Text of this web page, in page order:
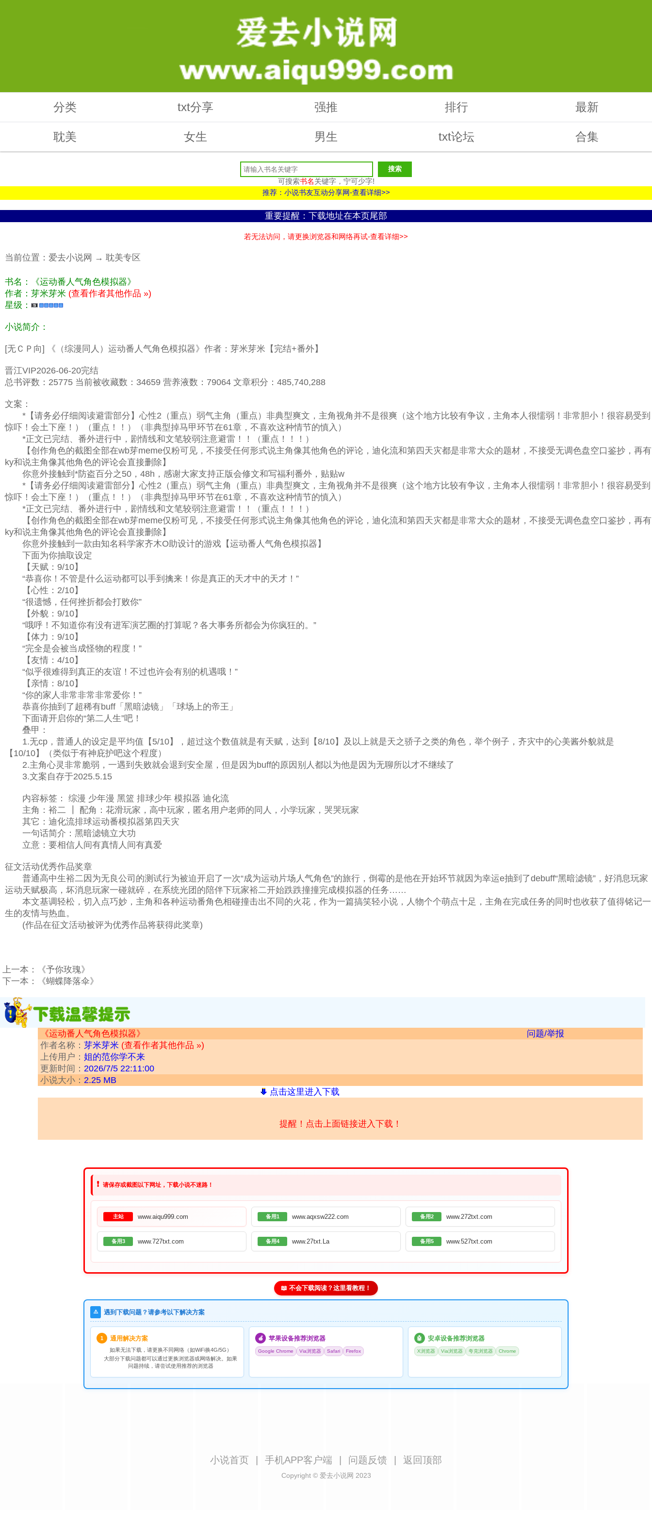
分类 txt分享 强推 排行 最新
耽美 女生 男生 txt论坛 合集
可搜索书名关键字，宁可少字!
推荐：小说书友互动分享网-查看详细>>
重要提醒：下载地址在本页尾部
若无法访问，请更换浏览器和网络再试-查看详细>>
当前位置： 爱去小说网 → 耽美专区
书名：《运动番人气角色模拟器》
作者：芽米芽米 (查看作者其他作品 »)
星级：
小说简介：
[无ＣＰ向] 《（综漫同人）运动番人气角色模拟器》作者：芽米芽米【完结+番外】
晋江VIP2026-06-20完结
总书评数：25775 当前被收藏数：34659 营养液数：79064 文章积分：485,740,288
文案：
*【请务必仔细阅读避雷部分】心性2（重点）弱气主角（重点）非典型爽文，主角视角并不是很爽（这个地方比较有争议，主角本人很懦弱！非常胆小！很容易受到
惊吓！会土下座！）（重点！！）（非典型掉马甲环节在61章，不喜欢这种情节的慎入）
*正文已完结、番外进行中，剧情线和文笔较弱注意避雷！！（重点！！！）
【创作角色的截图全部在wb芽meme仅粉可见，不接受任何形式说主角像其他角色的评论，迪化流和第四天灾都是非常大众的题材，不接受无调色盘空口鉴抄，再有
ky和说主角像其他角色的评论会直接删除】
你意外接触到*防盗百分之50，48h，感谢大家支持正版会修文和写福利番外，贴贴w
*【请务必仔细阅读避雷部分】心性2（重点）弱气主角（重点）非典型爽文，主角视角并不是很爽（这个地方比较有争议，主角本人很懦弱！非常胆小！很容易受到
惊吓！会土下座！）（重点！！）（非典型掉马甲环节在61章，不喜欢这种情节的慎入）
*正文已完结、番外进行中，剧情线和文笔较弱注意避雷！！（重点！！！）
【创作角色的截图全部在wb芽meme仅粉可见，不接受任何形式说主角像其他角色的评论，迪化流和第四天灾都是非常大众的题材，不接受无调色盘空口鉴抄，再有
ky和说主角像其他角色的评论会直接删除】
你意外接触到一款由知名科学家齐木O助设计的游戏【运动番人气角色模拟器】
下面为你抽取设定
【天赋：9/10】
“恭喜你！不管是什么运动都可以手到擒来！你是真正的天才中的天才！”
【心性：2/10】
“很遗憾，任何挫折都会打败你”
【外貌：9/10】
“哦呼！不知道你有没有进军演艺圈的打算呢？各大事务所都会为你疯狂的。”
【体力：9/10】
“完全是会被当成怪物的程度！”
【友情：4/10】
“似乎很难得到真正的友谊！不过也许会有别的机遇哦！”
【亲情：8/10】
“你的家人非常非常非常爱你！”
恭喜你抽到了超稀有buff「黑暗滤镜」「球场上的帝王」
下面请开启你的“第二人生”吧！
叠甲：
1.无cp，普通人的设定是平均值【5/10】，超过这个数值就是有天赋，达到【8/10】及以上就是天之骄子之类的角色，举个例子，齐灾中的心美酱外貌就是
【10/10】（类似于有神庇护吧这个程度）
2.主角心灵非常脆弱，一遇到失败就会退到安全屋，但是因为buff的原因别人都以为他是因为无聊所以才不继续了
3.文案自存于2025.5.15
内容标签： 综漫 少年漫 黑篮 排球少年 模拟器 迪化流
主角：裕二 ┃ 配角：花滑玩家，高中玩家，匿名用户老师的同人，小学玩家，哭哭玩家
其它：迪化流排球运动番模拟器第四天灾
一句话简介：黑暗滤镜立大功
立意：要相信人间有真情人间有真爱
征文活动优秀作品奖章
普通高中生裕二因为无良公司的测试行为被迫开启了一次“成为运动片场人气角色”的旅行，倒霉的是他在开始环节就因为幸运e抽到了debuff“黑暗滤镜”，好消息玩家
运动天赋极高，坏消息玩家一碰就碎，在系统光团的陪伴下玩家裕二开始跌跌撞撞完成模拟器的任务……
本文基调轻松，切入点巧妙，主角和各种运动番角色相碰撞击出不同的火花，作为一篇搞笑轻小说，人物个个萌点十足，主角在完成任务的同时也收获了值得铭记一
生的友情与热血。
(作品在征文活动被评为优秀作品将获得此奖章)
上一本：
《予你玫瑰》
下一本：
《蝴蝶降落伞》
《运动番人气角色模拟器》
问题/举报
作者名称： 芽米芽米 (查看作者其他作品 »)
上传用户： 姐的范你学不来
更新时间： 2026/7/5 22:11:00
小说大小： 2.25 MB
点击这里进入下载
提醒！点击上面链接进入下载！
❗ 请保存或截图以下网址，下载小说不迷路！
主站 www.aiqu999.com 备用1 www.aqxsw222.com 备用2 www.272txt.com
备用3 www.727txt.com 备用4 www.27txt.La 备用5 www.527txt.com
📖 不会下载阅读？这里看教程！
⚠️ 遇到下载问题？请参考以下解决方案
1 通用解决方案
如果无法下载，请更换不同网络（如WiFi换4G/5G）
大部分下载问题都可以通过更换浏览器或网络解决。如果
问题持续，请尝试使用推荐的浏览器
🍎 苹果设备推荐浏览器
Google Chrome Via浏览器 Safari Firefox
🤖 安卓设备推荐浏览器
X浏览器 Via浏览器 夸克浏览器 Chrome
小说首页 手机APP客户端 问题反馈 返回顶部
Copyright © 爱去小说网 2023